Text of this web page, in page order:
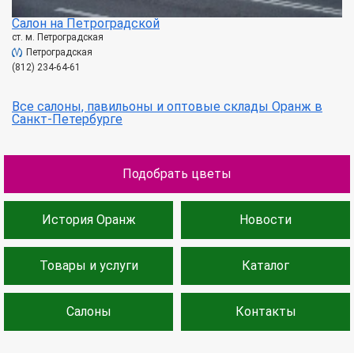
Салон на Петроградской
ст. м. Петроградская
Петроградская
(812) 234-64-61
Все салоны, павильоны и оптовые склады Оранж в
Санкт-Петербурге
Подобрать цветы
История Оранж Новости
Товары и услуги Каталог
Салоны Контакты